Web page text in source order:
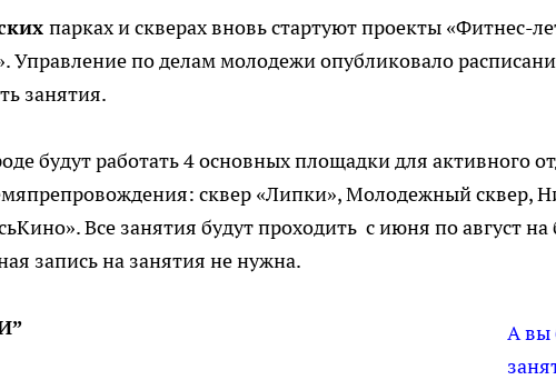
парках и скверах вновь стартуют проекты «Фитнес-
Управление по делам молодежи опубликовало
занятия.
будут работать 4 основных площадки для активного
сквер «Липки», Молодежный сквер,
Все занятия будут проходить с июня по август на
запись на занятия не нужна.
А вы